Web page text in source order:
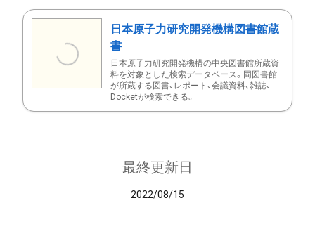
日本原子力研究開発機構図書館蔵
書
日本原子力研究開発機構の中央図書館所蔵資
料を対象とした検索データベース。同図書館
が所蔵する図書、レポート、会議資料、雑誌、
Docketが検索できる。
最終更新日
2022/08/15